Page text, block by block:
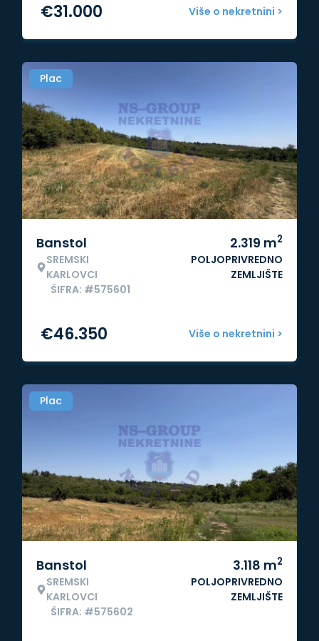
Više o nekretnini >
€31.000
Plac
Banstol
SREMSKI
KARLOVCI
ŠIFRA: #575601
2.319 m2
POLJOPRIVREDNO
ZEMLJIŠTE
Više o nekretnini >
€46.350
Plac
Banstol
SREMSKI
KARLOVCI
ŠIFRA: #575602
3.118 m2
POLJOPRIVREDNO
ZEMLJIŠTE